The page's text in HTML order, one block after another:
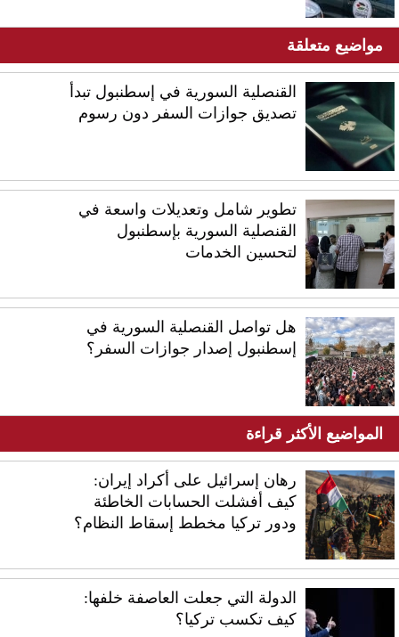
مواضيع متعلقة
القنصلية السورية في إسطنبول تبدأ
تصديق جوازات السفر دون رسوم
تطوير شامل وتعديلات واسعة في
القنصلية السورية بإسطنبول
لتحسين الخدمات
هل تواصل القنصلية السورية في
إسطنبول إصدار جوازات السفر؟
المواضيع الأكثر قراءة
رهان إسرائيل على أكراد إيران:
كيف أفشلت الحسابات الخاطئة
ودور تركيا مخطط إسقاط النظام؟
الدولة التي جعلت العاصفة خلفها:
كيف تكسب تركيا؟